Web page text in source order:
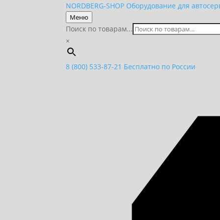
NORDBERG-SHOP Оборудование для
Меню
Поиск по товарам...
×
8 (800) 533-87-21 Бесплатно по России